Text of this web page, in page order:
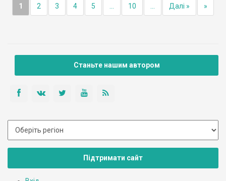
1 2 3 4 5 10 Далі » »
Станьте нашим автором
Підтримати сайт